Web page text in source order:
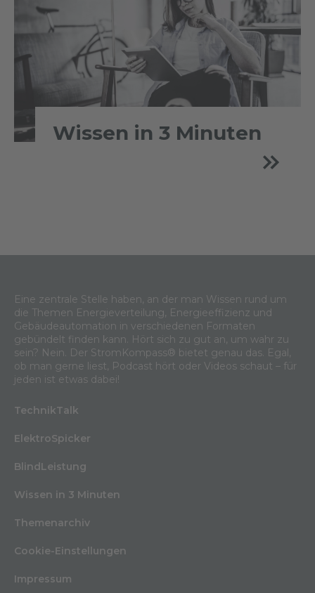
Wissen in 3 Minuten
Eine zentrale Stelle haben, an der man Wissen rund um
die Themen Energieverteilung, Energieeffizienz und
Gebäudeautomation in verschiedenen Formaten
gebündelt finden kann. Hört sich zu gut an, um wahr zu
sein? Nein. Der StromKompass® bietet genau das. Egal,
ob man gerne liest, Podcast hört oder Videos schaut – für
jeden ist etwas dabei!
TechnikTalk
ElektroSpicker
BlindLeistung
Wissen in 3 Minuten
Themenarchiv
Cookie-Einstellungen
Impressum